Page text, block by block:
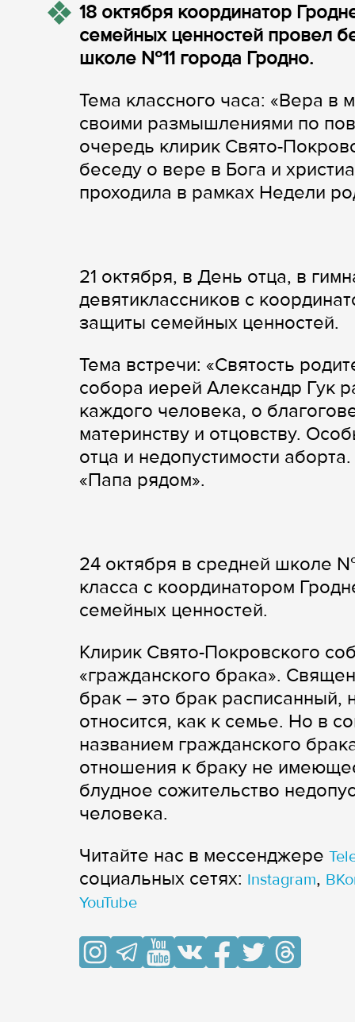
18 октября координатор
семейных ценностей провел
школе №11 города Гродно.
Тема классного часа: «Вера в
своими размышлениями по
очередь клирик Свято-
беседу о вере в Бога и
проходила в рамках Недели
21 октября, в День отца, в
девятиклассников с
защиты семейных ценностей.
Тема встречи: «Святость
собора иерей Александр Гук
каждого человека, о
материнству и отцовству.
отца и недопустимости
«Папа рядом».
24 октября в средней школе
класса с координатором
семейных ценностей.
Клирик Свято-Покровского
«гражданского брака».
брак – это брак
относится, как к семье. Но в
названием гражданского
отношения к браку не
блудное сожительство
человека.
Читайте нас в мессенджере
cоциальных сетях: Instagram,
YouTube